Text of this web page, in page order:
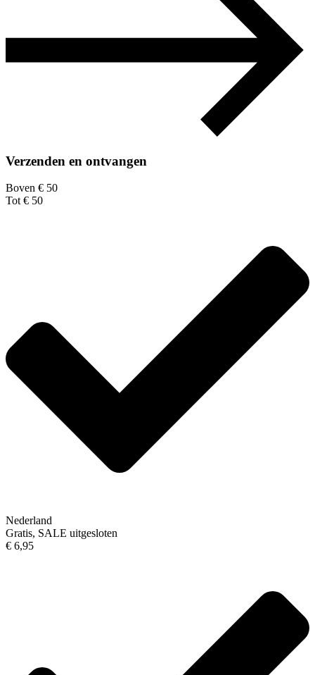
Verzenden en ontvangen
Boven € 50
Tot € 50
Nederland
Gratis, SALE uitgesloten
€ 6,95